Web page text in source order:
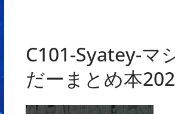
C101-Syatey-マ
だーまとめ本